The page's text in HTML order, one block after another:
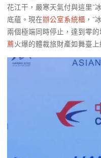
花江干，嚴寒天氣付與這里“
底蘊。現在辦公室系統櫃 ，“
兩個極端同時停止，達到零
薦火爆的體裁旅財產如舞臺